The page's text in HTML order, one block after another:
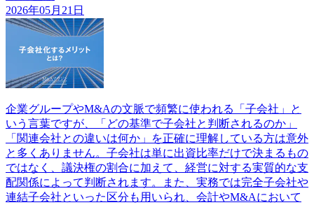
2026年05月21日
企業グループやM&Aの文脈で頻繁に使われる「子会社」と
いう言葉ですが、「どの基準で子会社と判断されるのか」
「関連会社との違いは何か」を正確に理解している方は意外
と多くありません。子会社は単に出資比率だけで決まるもの
ではなく、議決権の割合に加えて、経営に対する実質的な支
配関係によって判断されます。また、実務では完全子会社や
連結子会社といった区分も用いられ、会計やM&Aにおいて